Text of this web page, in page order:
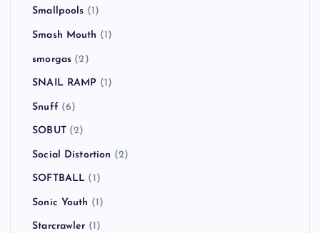
Smallpools (1)
Smash Mouth (1)
smorgas (2)
SNAIL RAMP (1)
Snuff (6)
SOBUT(2)
Social Distortion (2)
SOFTBALL (1)
Sonic Youth (1)
Starcrawler (1)